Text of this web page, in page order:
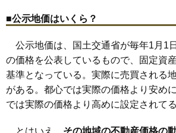
■公示地価はいくら？
公示地価は、国土交通省が毎年1月1
の価格を公表しているもので、固定資
基準となっている。実際に売買される
がある。都心では実際の価格より安め
では実際の価格より高めに設定されてる
とはいえ、 その地域の不動産価格の
江花 江持 大桑原 大袋町 大町